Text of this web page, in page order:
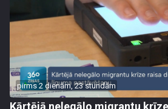
pirms 2 dienām, 23 stundām
Kārtējā nelegālo migrantu